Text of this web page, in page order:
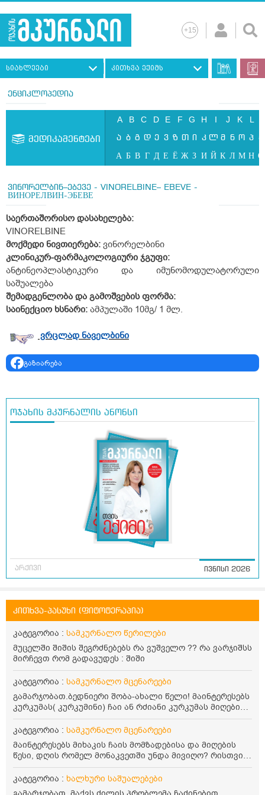
სიახლეები კითხვა ექიმს
ენციკლოპედია
მედიკამენტები
A B C D E F G H I J K L
ა ბ გ დ ე ვ ზ თ ი კ ლ მ ნ ო პ ჟ
А Б В Г Д Е Ё Ж З И Й К Л М Н О
ვინორელბინ–ებევე - VINORELBINE– EBEVE -
ВИНОРЕЛВИН-ЭБЕВЕ
საერთაშორისო დასახელება:
VINORELBINE
მოქმედი ნივთიერება: ვინორელბინი
კლინიკურ-ფარმაკოლოგიური ჯგუფი:
ანტინეოპლასტიკური და იმუნომოდულატორული
საშუალება
შემადგენლობა და გამოშვებისფორმა:
საინექციო ხსნარი: ამპულაში 10მგ/ 1 მლ.
ვრცლად ნაველბინი
გაზიარება
ოჯახის მკურნალის ანონსი
არქივი ივნისი 2026
კითხვა-პასუხი (ფიტოტერაპია)
კატეგორია : სამკურნალო წერილები
მუცელში შიშის შეგრძნებებს რა ვუშველო ?? რა ვარჯიშსს
მირჩევთ რომ გადავუდეს : შიში
კატეგორია : სამკურნალო მცენარეები
გამარჯობათ.ბედნიერი შობა-ახალი წელი! მაინტერესებს
კურკუმას( კურკუმინი) ჩაი ან რძიანი კურკუმას მიღების
წესი. მაინტერესებდა და წავიკითხე ასეთი ინფორმაცია:
კურკუმას გააჩნია ანთების საწინააღმდეგო,
დამამშვიდებელი და ანტიოქსიდანტური თვისებები.ის
უნდა მივიღოთო ცხიმთან და შავ პილპილთან ერთად
ეფექტურობის მიზნით. 1) პირველი ვარიანტი არის ჩაი:
როგორ მივიღო კურკუმას ჩაი? უზმოზე,ჭამამდე თუ ჭამის
შემდეგ? თბილი წყალი უნდა დავასხათ თუ მდუღარე?
წავიკითხე რომ კურკუმას თუ დავასხამთ მდუღარე
კატეგორია : სამკურნალო მცენარეები
მაინტერესებს მიხაკის ჩაის მომზადებისა და მიღების
წესი, დღის რომელ მონაკვეთში უნდა მივიღო? რისთვის
არის სასარგებლო და უკუჩვენება თუ აქვს
კატეგორია : ხალხური საშუალებები